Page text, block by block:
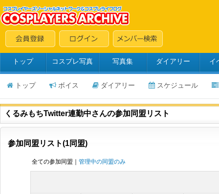
トップ コスプレ写真 写真集 ダイアリー イ
トップ ボイス ダイアリー スケジュール
くるみもちTwitter連勤中さんの参加同盟リスト
参加同盟リスト(1同盟)
全ての参加同盟｜ 管理中の同盟のみ